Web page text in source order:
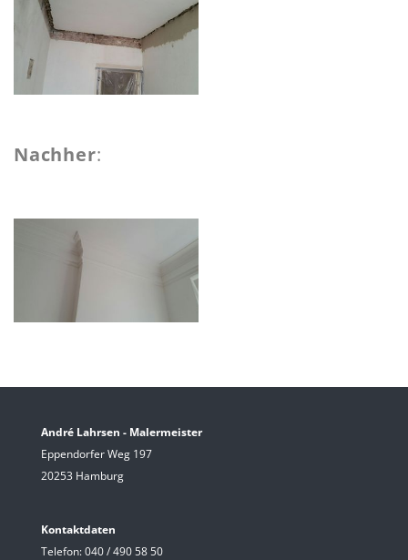
Nachher:
André Lahrsen - Malermeister
Eppendorfer Weg 197
20253 Hamburg
Kontaktdaten
Telefon:040 / 490 58 50